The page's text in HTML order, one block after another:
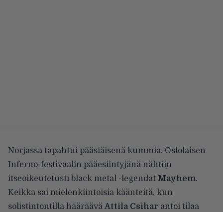
Norjassa tapahtui pääsiäisenä kummia. Oslolaisen
Inferno-festivaalin pääesiintyjänä nähtiin
itseoikeutetusti black metal -legendat Mayhem.
Keikka sai mielenkiintoisia käänteitä, kun
solistintontilla hääräävä Attila Csihar antoi tilaa